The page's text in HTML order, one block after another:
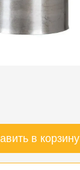
в корзину